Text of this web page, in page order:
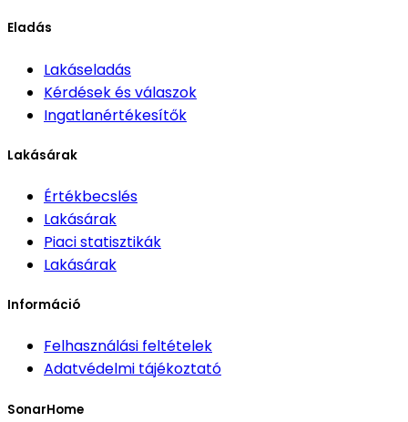
Eladás
Lakáseladás
Kérdések és válaszok
Ingatlanértékesítők
Lakásárak
Értékbecslés
Lakásárak
Piaci statisztikák
Lakásárak
Információ
Felhasználási feltételek
Adatvédelmi tájékoztató
SonarHome